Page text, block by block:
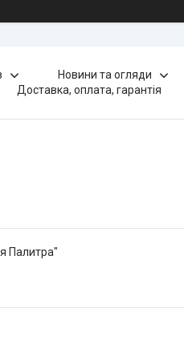
Новини та огляди
Доставка, оплата, гарантія
Палитра"